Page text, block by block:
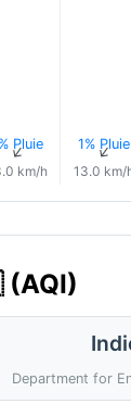
Pluie
↑
km/h
1% Pluie
↑
13.0 km/
Department for